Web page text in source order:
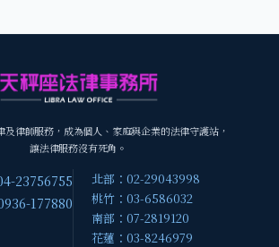
及律師服務，成為個人、家庭與企業的法律守護站，
讓法律服務沒有死角。
23756755
177880
北部：02-29043998
桃竹：03-6586032
南部：07-2819120
花蓮：03-8246979